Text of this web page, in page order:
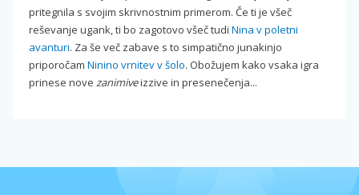
pritegnila s svojim skrivnostnim primerom. Če ti je všeč
reševanje ugank, ti bo zagotovo všeč tudi Nina v poletni
avanturi. Za še več zabave s to simpatično junakinjo
priporočam Ninino vrnitev v šolo. Obožujem kako vsaka igra
prinese nove zanimiveizzive in presenečenja...